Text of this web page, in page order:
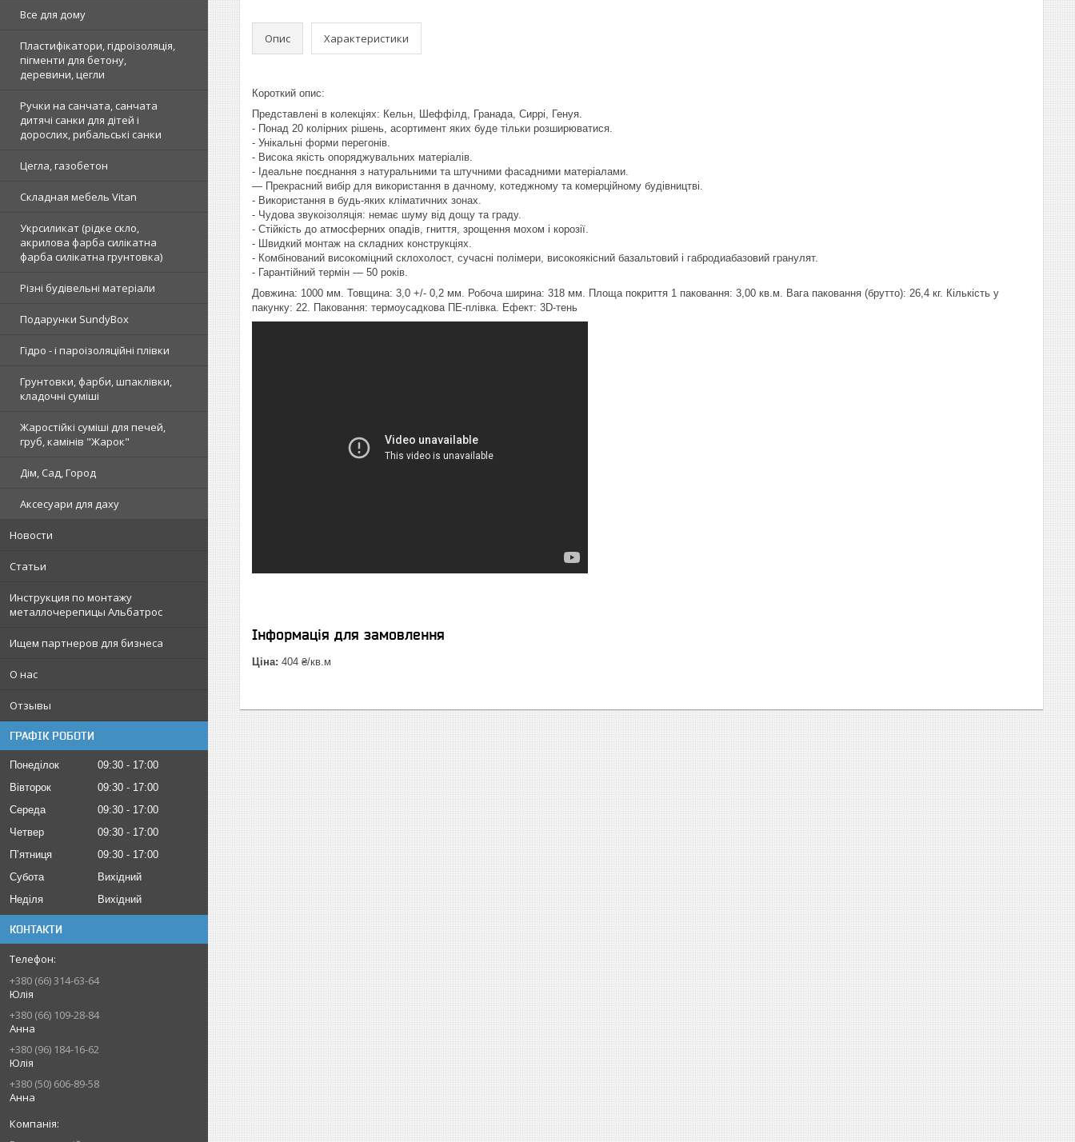
Все для дому
Пластифікатори, гідроізоляція,
пігменти для бетону,
деревини, цегли
Ручки на санчата, санчата
дитячі санки для дітей і
дорослих, рибальські санки
Цегла, газобетон
Складная мебель Vitan
Укрсиликат (рідке скло,
акрилова фарба силікатна
фарба силікатна грунтовка)
Різні будівельні матеріали
Подарунки SundyBox
Гідро - і пароізоляційні плівки
Грунтовки, фарби, шпаклівки,
кладочні суміші
Жаростійкі суміші для печей,
груб, камінів "Жарок"
Дім, Сад, Город
Аксесуари для даху
Новости
Статьи
Инструкция по монтажу
металлочерепицы Альбатрос
Ищем партнеров для бизнеса
О нас
Отзывы
ГРАФІК РОБОТИ
Понеділок 09:30
17:00
Вівторок
09:30
17:00
Середа
09:30
17:00
Четвер
09:30
17:00
Пʼятниця
09:30
17:00
Субота
Вихідний
Неділя
Вихідний
КОНТАКТИ
+380 (66) 314-63-64
Юлія
+380 (66) 109-28-84
Анна
+380 (96) 184-16-62
Юлія
+380 (50) 606-89-58
Анна
Опис Характеристики
Короткий опис:
Представлені в колекціях: Кельн, Шеффілд, Гранада, Сиррі, Генуя.
- Понад 20 колірних рішень, асортимент яких буде тільки розширюватися.
- Унікальні форми перегонів.
- Висока якість опоряджувальних матеріалів.
- Ідеальне поєднання з натуральними та штучними фасадними матеріалами.
— Прекрасний вибір для використання в дачному, котеджному та комерційному будівництві.
- Використання в будь-яких кліматичних зонах.
- Чудова звукоізоляція: немає шуму від дощу та граду.
- Стійкість до атмосферних опадів, гниття, зрощення мохом і корозії.
- Швидкий монтаж на складних конструкціях.
- Комбінований високоміцний склохолост, сучасні полімери, високоякісний базальтовий і габродиабазовий гранулят.
- Гарантійний термін — 50 років.
Довжина: 1000 мм. Товщина: 3,0 +/- 0,2 мм. Робоча ширина: 318 мм. Площа покриття 1 паковання: 3,00 кв.м. Вага паковання (брутто): 26,4 кг. Кількість у
пакунку: 22. Паковання: термоусадкова ПЕ-плівка. Ефект: 3D-тень
Інформація для замовлення
Ціна: 404 ₴/кв.м